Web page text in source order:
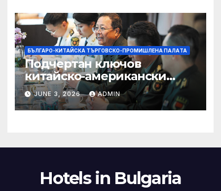
БЪЛГАРО-КИТАЙСКА ТЪРГОВСКО-ПРОМИШЛЕНА ПАЛAТА
Подчертан ключов
китайско-американски
консенсус –
Chinadaily.com.cn
JUNE 3, 2026 ADMIN
Hotels in Bulgaria